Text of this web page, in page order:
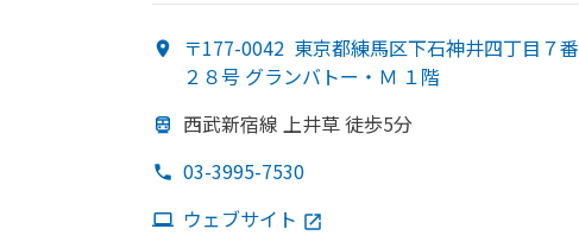
〒177-0042 東京都練馬区下石神井四丁目７番
２８号 グランバトー・Ｍ １階
西武新宿線 上井草 徒歩5分
03-3995-7530
ウェブサイト